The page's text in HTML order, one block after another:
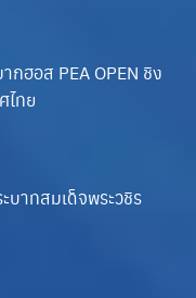
กฮอส PEA OPEN ชิง
ไทย
บาทสมเด็จพระวชิร